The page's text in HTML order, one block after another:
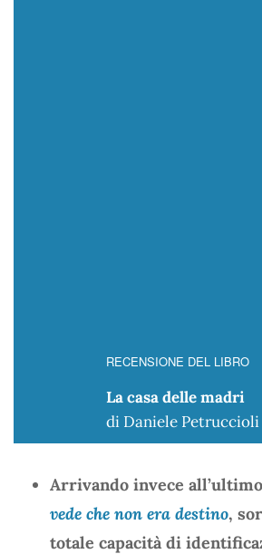
RECENSIONE DEL LIBRO
La casa delle madri
di Daniele Petruccioli
Arrivando invece
vede che non era destino,
totale capacità di